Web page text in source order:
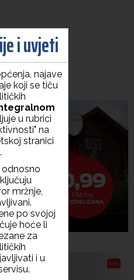
i uvjeti
najave
koji se tiču
u rubrici
na
stranici
.
odnosno
mržnje,
po svojoj
hoće li
za
i u